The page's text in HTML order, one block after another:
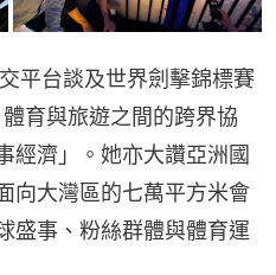
平台談及世界劍擊錦標賽
育與旅遊之間的跨界協
經濟」。她亦大讚亞洲國
向大灣區的七萬平方米會
盛事、粉絲群體與體育運